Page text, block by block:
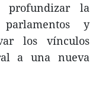
profundizar la
y
los vínculos
a una nueva